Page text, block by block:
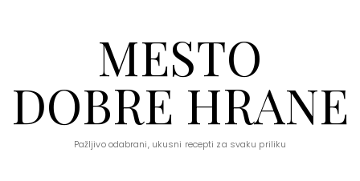
MESTO
DOBRE HRANE
Pažljivo odabrani, ukusni recepti za svaku priliku